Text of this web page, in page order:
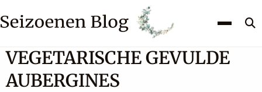
VEGETARISCHE GEVULDE
AUBERGINES